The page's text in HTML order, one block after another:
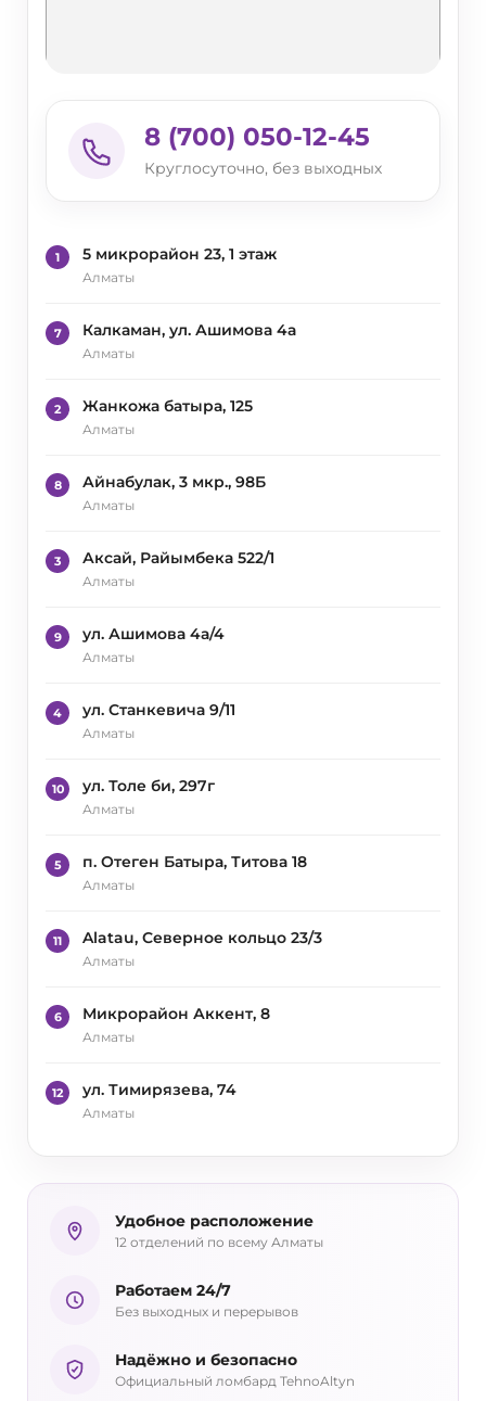
8 (700) 050-12-45
Круглосуточно, без выходных
1 5 микрорайон 23, 1 этаж
Алматы
7 Калкаман, ул. Ашимова 4а
Алматы
2 Жанкожа батыра, 125
Алматы
8 Айнабулак, 3 мкр., 98Б
Алматы
3 Аксай, Райымбека 522/1
Алматы
9 ул. Ашимова 4а/4
Алматы
4 ул. Станкевича 9/11
Алматы
10 ул. Толе би, 297г
Алматы
5 п. Отеген Батыра, Титова 18
Алматы
11 Alatau, Северное кольцо 23/3
Алматы
6 Микрорайон Аккент, 8
Алматы
12 ул. Тимирязева, 74
Алматы
Удобное расположение
12 отделений по всему Алматы
Работаем 24/7
Без выходных и перерывов
Надёжно и безопасно
Официальный ломбард TehnoAltyn